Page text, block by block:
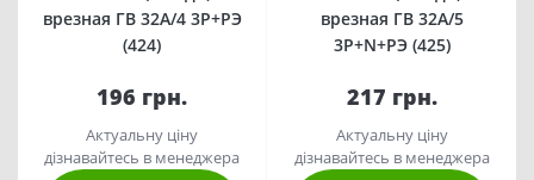
врезная ГВ 32А/4 3Р+РЭ
(424)
196 грн.
Актуальну ціну
дізнавайтесь в менеджера
врезная ГВ 32А/5
3Р+N+РЭ (425)
217 грн.
Актуальну ціну
дізнавайтесь в менеджера